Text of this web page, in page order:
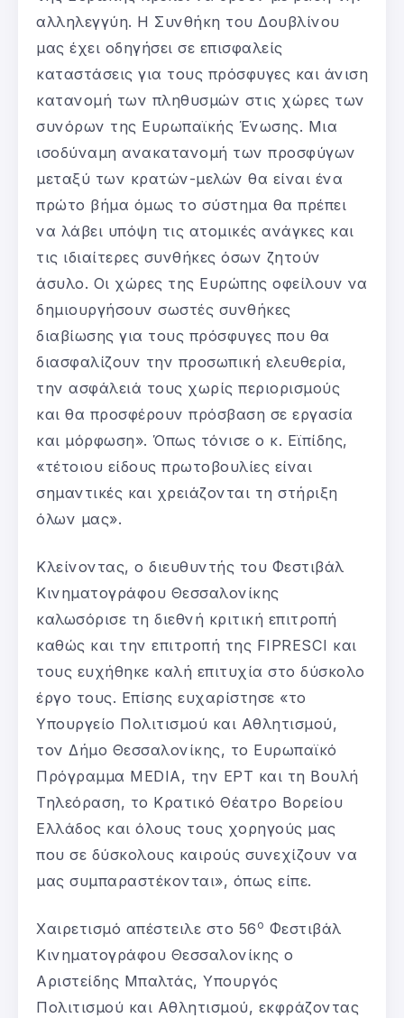
αλληλεγγύη. Η Συνθήκη του Δουβλίνου
μας έχει οδηγήσει σε επισφαλείς
καταστάσεις για τους πρόσφυγες και άνιση
κατανομή των πληθυσμών στις χώρες των
συνόρων της Ευρωπαϊκής Ένωσης. Μια
ισοδύναμη ανακατανομή των προσφύγων
μεταξύ των κρατών-μελών θα είναι ένα
πρώτο βήμα όμως το σύστημα θα πρέπει
να λάβει υπόψη τις ατομικές ανάγκες και
τις ιδιαίτερες συνθήκες όσων ζητούν
άσυλο. Οι χώρες της Ευρώπης οφείλουν να
δημιουργήσουν σωστές συνθήκες
διαβίωσης για τους πρόσφυγες που θα
διασφαλίζουν την προσωπική ελευθερία,
την ασφάλειά τους χωρίς περιορισμούς
και θα προσφέρουν πρόσβαση σε εργασία
και μόρφωση». Όπως τόνισε ο κ. Εϊπίδης,
«τέτοιου είδους πρωτοβουλίες είναι
σημαντικές και χρειάζονται τη στήριξη
όλων μας».
Κλείνοντας, ο διευθυντής του Φεστιβάλ
Κινηματογράφου Θεσσαλονίκης
καλωσόρισε τη διεθνή κριτική επιτροπή
καθώς και την επιτροπή της FIPRESCI και
τους ευχήθηκε καλή επιτυχία στο δύσκολο
έργο τους. Επίσης ευχαρίστησε «το
Υπουργείο Πολιτισμού και Αθλητισμού,
τον Δήμο Θεσσαλονίκης, το Ευρωπαϊκό
Πρόγραμμα MEDIA, την ΕΡΤ και τη Βουλή
Τηλεόραση, το Κρατικό Θέατρο Βορείου
Ελλάδος και όλους τους χορηγούς μας
που σε δύσκολους καιρούς συνεχίζουν να
μας συμπαραστέκονται», όπως είπε.
Χαιρετισμό απέστειλε στο 56 ο Φεστιβάλ
Κινηματογράφου Θεσσαλονίκης ο
Αριστείδης Μπαλτάς, Υπουργός
Πολιτισμού και Αθλητισμού, εκφράζοντας